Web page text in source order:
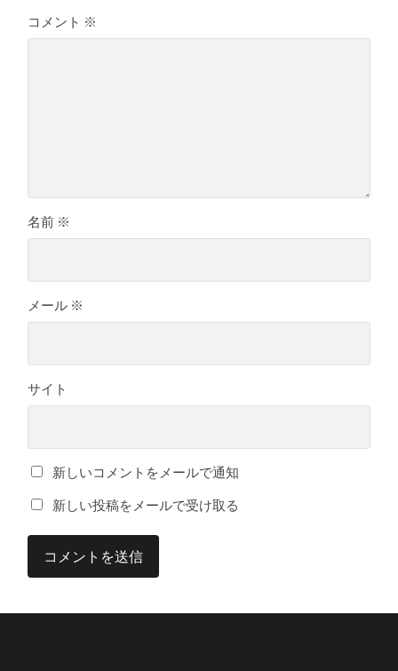
コメント ※
名前 ※
メール ※
サイト
新しいコメントをメールで通知
新しい投稿をメールで受け取る